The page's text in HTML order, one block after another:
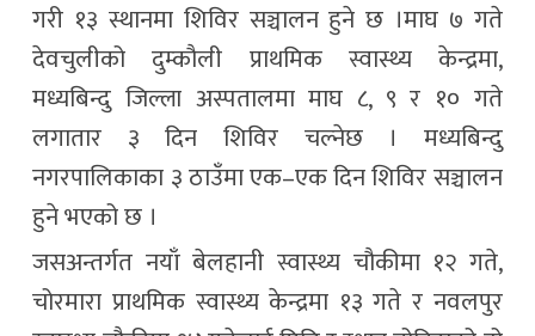
गरी १३ स्थानमा शिविर सञ्चालन हुने छ ।माघ ७ गते
देवचुलीको दुम्कौली प्राथमिक स्वास्थ्य केन्द्रमा,
मध्यबिन्दु जिल्ला अस्पतालमा माघ ८, ९ र १० गते
लगातार ३ दिन शिविर चल्नेछ । मध्यबिन्दु
नगरपालिकाका ३ ठाउँमा एक–एक दिन शिविर सञ्चालन
हुने भएको छ ।
जसअन्तर्गत नयाँ बेलहानी स्वास्थ्य चौकीमा १२ गते,
चोरमारा प्राथमिक स्वास्थ्य केन्द्रमा १३ गते र नवलपुर